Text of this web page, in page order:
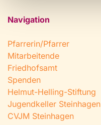
Navigation
Pfarrerin/Pfarrer
Mitarbeitende
Friedhofsamt
Spenden
Helmut-Helling-Stiftung
Jugendkeller Steinhagen
CVJM Steinhagen